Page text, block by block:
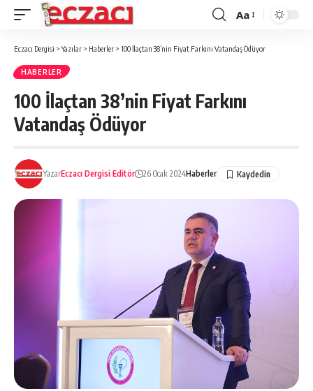
Font
Aa
Eczacı Dergisi >Yazılar > Haberler > 100 İlaçtan 38’nin Fiyat Farkını Vatandaş Ödüyor
HABERLER
100 İlaçtan 38’nin Fiyat Farkını
Vatandaş Ödüyor
YazarEczacı Dergisi Editör 26 Ocak 2024Haberler